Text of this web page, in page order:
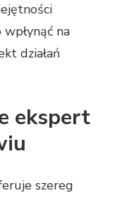
na
działań
ekspert
szereg